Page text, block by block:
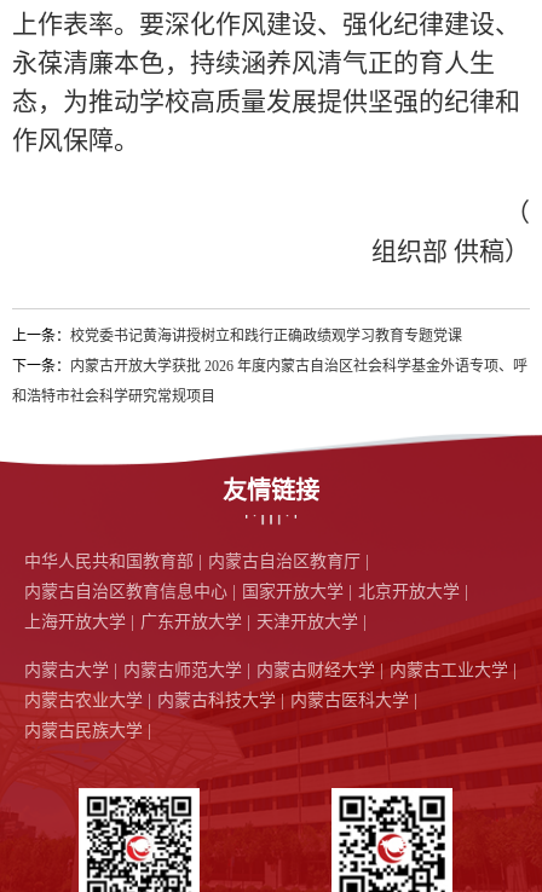
上作表率。要深化作风建设、强化纪律建设、
永葆清廉本色，持续涵养风清气正的育人生
态，为推动学校高质量发展提供坚强的纪律和
作风保障。
（
组织部 供稿）
上一条： 校党委书记黄海讲授树立和践行正确政绩观学习教育专题党课
下一条：
内蒙古开放大学获批 2026 年度内蒙古自治区社会科学基金外语专项、呼
和浩特市社会科学研究常规项目
友情链接
中华人民共和国教育部 |
内蒙古自治区教育厅 |
内蒙古自治区教育信息中心 |
国家开放大学 |
北京开放大学 |
上海开放大学 |
广东开放大学 | 天津开放大学 |
内蒙古大学 | 内蒙古师范大学 | 内蒙古财经大学 |
内蒙古工业大学 |
内蒙古农业大学 |
内蒙古科技大学 |
内蒙古医科大学 |
内蒙古民族大学 |